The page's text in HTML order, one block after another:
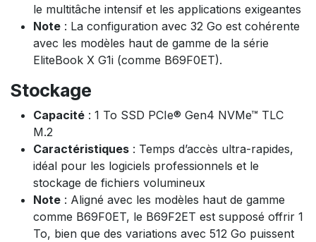
le multitâche intensif et les applications exigeantes
Note : La configuration avec 32 Go est cohérente
avec les modèles haut de gamme de la série
EliteBook X G1i (comme B69F0ET).
Stockage
Capacité : 1 To SSD PCIe® Gen4 NVMe™ TLC
M.2
Caractéristiques : Temps d’accès ultra-rapides,
idéal pour les logiciels professionnels et le
stockage de fichiers volumineux
Note : Aligné avec les modèles haut de gamme
comme B69F0ET, le B69F2ET est supposé offrir 1
To, bien que des variations avec 512 Go puissent